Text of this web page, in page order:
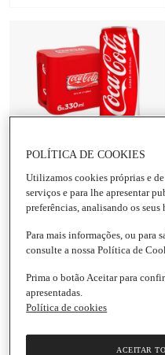
5,40 €
+ 0,60 € depósito
Total: 6 €
2,73 € / Litro
Refrigerante sabor
unidades Coca-Cola
Lata|33 Cl
POLÍTICA DE COOKIES
Utilizamos cookies próprias e
serviços e para lhe apresentar
preferências, analisando os seus
Para mais informações, ou para
consulte a nossa Política de
Prima o botão Aceitar para
apresentadas.
Política de cookies
ACEITAR